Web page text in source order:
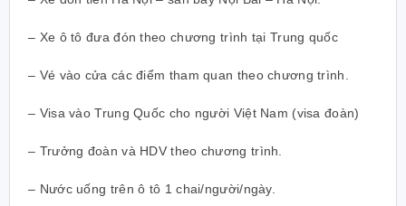
– Xe ô tô đưa đón theo chương trình tại Trung quốc
– Vé vào cửa các điểm tham quan theo chương trình.
– Visa vào Trung Quốc cho người Việt Nam (visa đoàn)
– Trưởng đoàn và HDV theo chương trình.
– Nước uống trên ô tô 1 chai/người/ngày.